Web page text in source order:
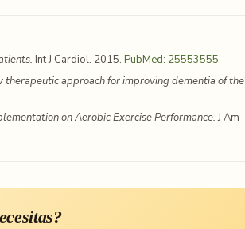
Int J Cardiol. 2015. PubMed: 25553555
therapeutic approach for improving dementia of the
on Aerobic Exercise Performance.J Am